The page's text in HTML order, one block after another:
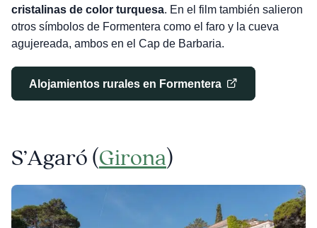
cristalinas de color turquesa. En el film también salieron
otros símbolos de Formentera como el faro y la cueva
agujereada, ambos en el Cap de Barbaria.
Alojamientos rurales en Formentera
S’Agaró (Girona)